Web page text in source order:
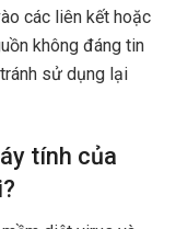
các liên kết hoặc
không đáng tin
sử dụng lại
tính của